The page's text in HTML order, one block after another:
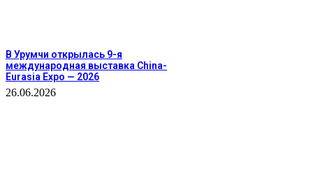
В Урумчи открылась 9-я
международная выставка China-
Eurasia Expo — 2026
26.06.2026